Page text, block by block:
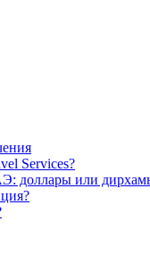
Services?
доллары или